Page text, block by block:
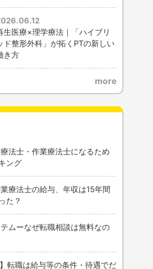
生医療×理学療法｜「ハイブリ
ド整形外科」が拓くPTの新しい
き方
more
療法士・作業療法士になるため
ング
療法士の給与、年収は15年間
た？
ムーなぜ転職相談は無料なの
】転職は給与等の条件・待遇でだ